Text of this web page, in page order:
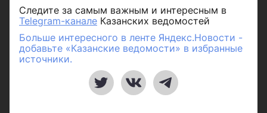
Следите за самым важным и интересным в
Telegram-канале Казанских ведомостей
Больше интересного в ленте Яндекс.Новости -
добавьте «Казанские ведомости» в избранные
источники.